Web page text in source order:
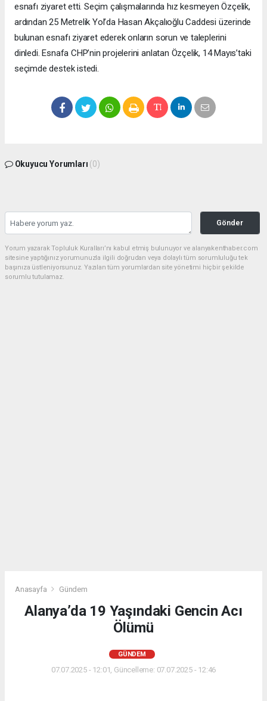
esnafı ziyaret etti. Seçim çalışmalarında hız kesmeyen Özçelik,
ardından 25 Metrelik Yol’da Hasan Akçalıoğlu Caddesi üzerinde
bulunan esnafı ziyaret ederek onların sorun ve taleplerini
dinledi. Esnafa CHP’nin projelerini anlatan Özçelik, 14 Mayıs’taki
seçimde destek istedi.
Okuyucu Yorumları (0)
Gönder
Yorum yazarak Topluluk Kuralları’nı kabul etmiş bulunuyor ve alanyakenthaber.com
sitesine yaptığınız yorumunuzla ilgili doğrudan veya dolaylı tüm sorumluluğu tek
başınıza üstleniyorsunuz. Yazılan tüm yorumlardan site yönetimi hiçbir şekilde
sorumlu tutulamaz.
Anasayfa Gündem
Alanya’da 19 Yaşındaki Gencin Acı
Ölümü
GÜNDEM
07.07.2025 - 12:01, Güncelleme: 07.07.2025 - 12:46